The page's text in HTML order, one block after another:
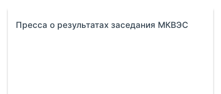
Пресса о результатах заседания МКВЭС